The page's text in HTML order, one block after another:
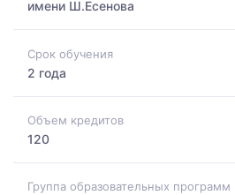
имени Ш.Есенова
Срок обучения
2 года
Объем кредитов
120
Группа образовательных программ